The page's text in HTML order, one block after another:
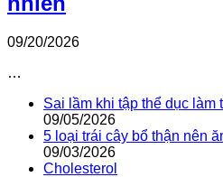
09/20/2026
…
Sai lầm khi tập thể dục làm
09/05/2026
5 loại trái cây bổ thận nên
09/03/2026
Cholesterol